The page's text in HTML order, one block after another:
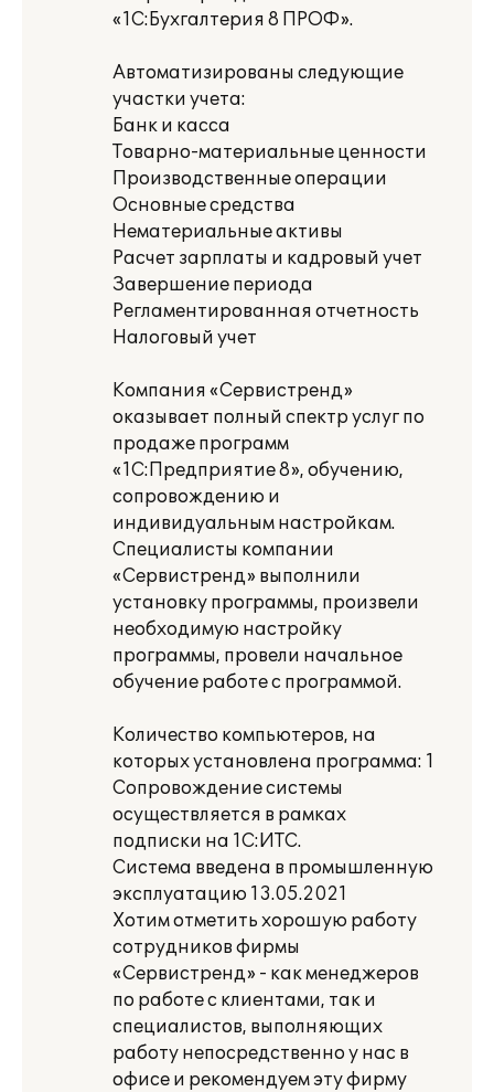
«1С:Бухгалтерия 8 ПРОФ».
Автоматизированы следующие
участки учета:
Банк и касса
Товарно-материальные ценности
Производственные операции
Основные средства
Нематериальные активы
Расчет зарплаты и кадровый учет
Завершение периода
Регламентированная отчетность
Налоговый учет
Компания «Сервистренд»
оказывает полный спектр услуг по
продаже программ
«1С:Предприятие 8», обучению,
сопровождению и
индивидуальным настройкам.
Специалисты компании
«Сервистренд» выполнили
установку программы, произвели
необходимую настройку
программы, провели начальное
обучение работе с программой.
Количество компьютеров, на
которых установлена программа: 1
Сопровождение системы
осуществляется в рамках
подписки на 1С:ИТС.
Система введена в промышленную
эксплуатацию 13.05.2021
Хотим отметить хорошую работу
сотрудников фирмы
«Сервистренд» - как менеджеров
по работе с клиентами, так и
специалистов, выполняющих
работу непосредственно у нас в
офисе и рекомендуем эту фирму